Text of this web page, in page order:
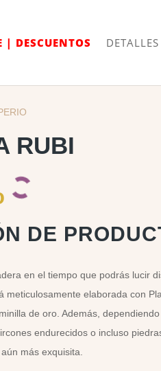
| DESCUENTOS DETALLES
RUBI
DE
en el tiempo que podrás lucir
meticulosamente elaborada con
de oro. Además,
endurecidos o incluso
más exquisita.